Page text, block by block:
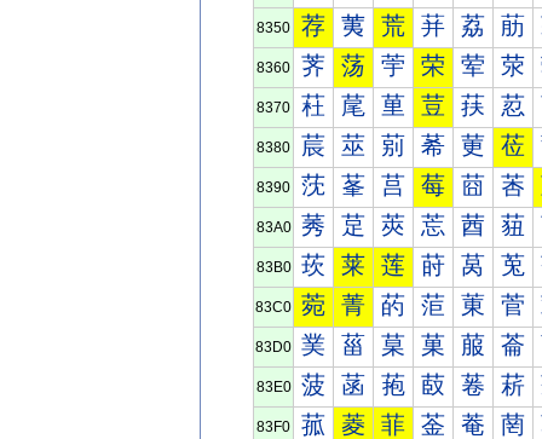
8350 荐 荑 荒 荓 荔 荕
8360 荠 荡 荢 荣 荤 荥
8370 荰 荱 荲 荳 荴 荵
8380 莀 莁 莂 莃 莄 莅
8390 莐 莑 莒 莓 莔 莕
83A0 莠 莡 莢 莣 莤 莥
83B0 莰 莱 莲 莳 莴 莵
83C0 菀 菁 菂 菃 菄 菅
83D0 菐 菑 菒 菓 菔 菕
83E0 菠 菡 菢 菣 菤 菥
83F0 菰 菱 菲 菳 菴 菵